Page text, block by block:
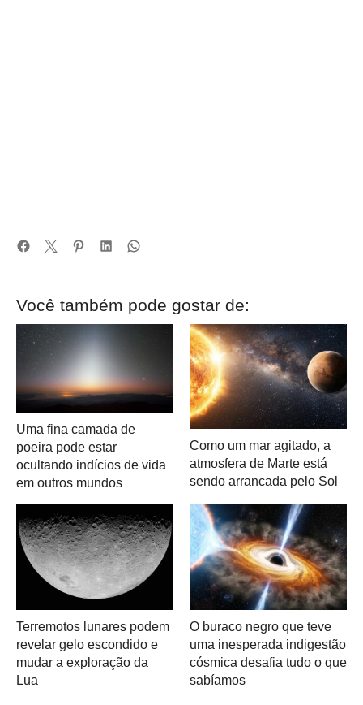
Você também pode gostar de:
Uma fina camada de
poeira pode estar
ocultando indícios de vida
em outros mundos
Como um mar agitado, a
atmosfera de Marte está
sendo arrancada pelo Sol
Terremotos lunares podem
revelar gelo escondido e
mudar a exploração da
Lua
O buraco negro que teve
uma inesperada indigestão
cósmica desafia tudo o que
sabíamos